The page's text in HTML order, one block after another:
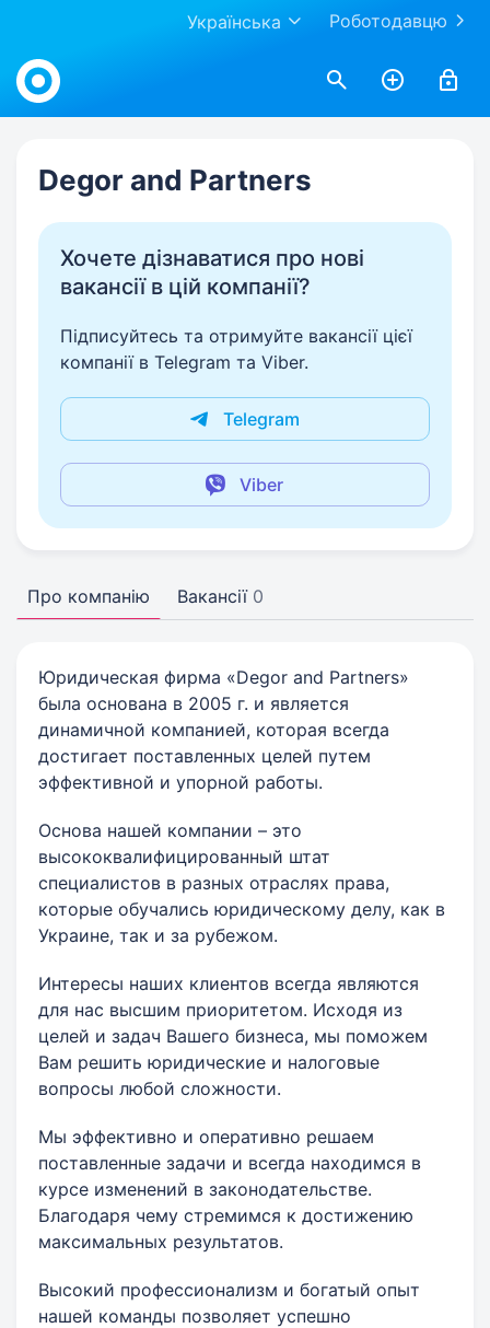
Роботодавцю
Українська
Work.ua
Degor and Partners
Хочете дізнаватися про нові
вакансії в цій компанії?
Підписуйтесь та отримуйте вакансії цієї
компанії в Telegram та Viber.
Telegram
Viber
Про компанію Вакансії 0
Юридическая фирма «Degor and Partners»
была основана в 2005 г. и является
динамичной компанией, которая всегда
достигает поставленных целей путем
эффективной и упорной работы.
Основа нашей компании – это
высококвалифицированный штат
специалистов в разных отраслях права,
которые обучались юридическому делу, как в
Украине, так и за рубежом.
Интересы наших клиентов всегда являются
для нас высшим приоритетом. Исходя из
целей и задач Вашего бизнеса, мы поможем
Вам решить юридические и налоговые
вопросы любой сложности.
Мы эффективно и оперативно решаем
поставленные задачи и всегда находимся в
курсе изменений в законодательстве.
Благодаря чему стремимся к достижению
максимальных результатов.
Высокий профессионализм и богатый опыт
нашей команды позволяет успешно